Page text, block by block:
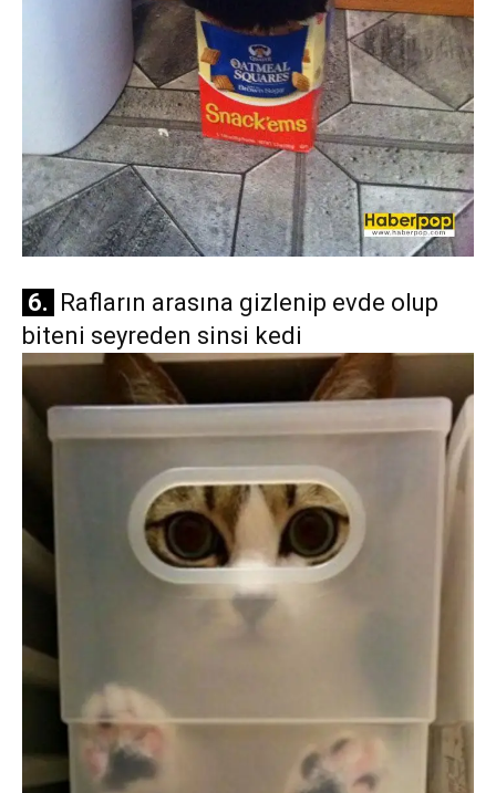
6. Rafların arasına gizlenip evde olup
biteni seyreden sinsi kedi